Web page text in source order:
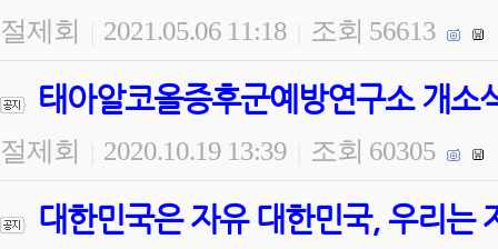
절제회 2021.05.06 11:18 조회 56613
태아알코올증후군예방연구소 개소
절제회 2020.10.19 13:39 조회 60305
대한민국은 자유 대한민국, 우리는